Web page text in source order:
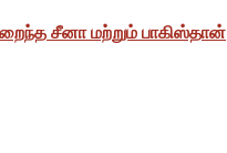
சீனா மற்றும் பாகிஸ்தான்